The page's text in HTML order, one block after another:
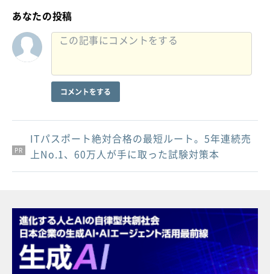
あなたの投稿
コメントをする
PR
PR
PR
ITパスポート絶対合格の最短ルート。5年連続売
上No.1、60万人が手に取った試験対策本